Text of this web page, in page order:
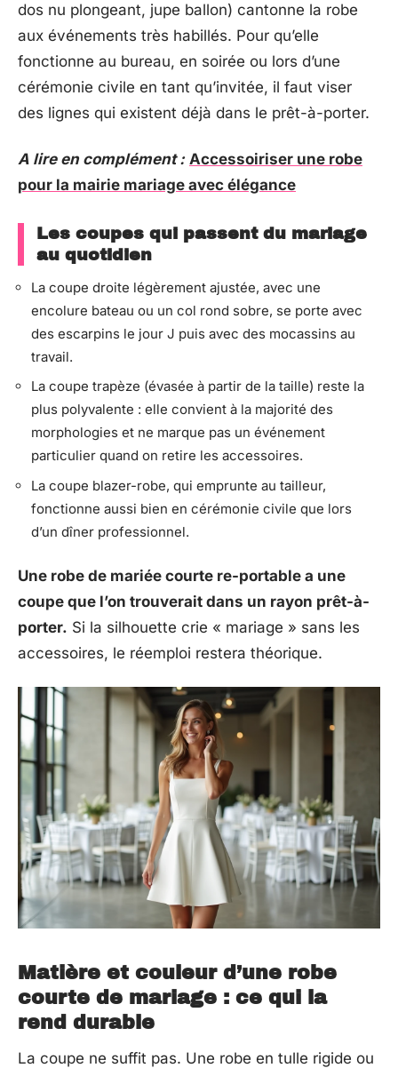
dos nu plongeant, jupe ballon) cantonne la robe
aux événements très habillés. Pour qu’elle
fonctionne au bureau, en soirée ou lors d’une
cérémonie civile en tant qu’invitée, il faut viser
des lignes qui existent déjà dans le prêt-à-porter.
A lire en complément : Accessoiriser une robe
pour la mairie mariage avec élégance
Les coupes qui passent du mariage
au quotidien
La coupe droite légèrement ajustée, avec une
encolure bateau ou un col rond sobre, se porte avec
des escarpins le jour J puis avec des mocassins au
travail.
La coupe trapèze (évasée à partir de la taille) reste la
plus polyvalente : elle convient à la majorité des
morphologies et ne marque pas un événement
particulier quand on retire les accessoires.
La coupe blazer-robe, qui emprunte au tailleur,
fonctionne aussi bien en cérémonie civile que lors
d’un dîner professionnel.
Une robe de mariée courte re-portable a une
coupe que l’on trouverait dans un rayon prêt-à-
porter. Si la silhouette crie « mariage » sans les
accessoires, le réemploi restera théorique.
Matière et couleur d’une robe
courte de mariage : ce qui la
rend durable
La coupe ne suffit pas. Une robe en tulle rigide ou